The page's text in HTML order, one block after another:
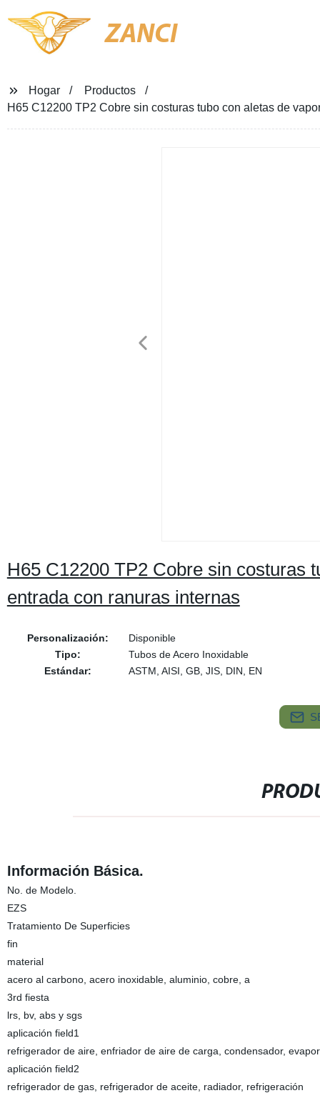
ZANCI
Hogar
Productos
H65 C12200 TP2 Cobre sin costuras tubo con aletas de
H65 C12200 TP2 Cobre sin costuras
entrada con ranuras internas
Personalización:
Disponible
Tipo:
Tubos de Acero Inoxidable
Estándar:
ASTM, AISI, GB, JIS, DIN, EN
Información Básica.
No. de Modelo.
EZS
Tratamiento De Superficies
fin
material
acero al carbono, acero inoxidable, aluminio, cobre, a
3rd fiesta
lrs, bv, abs y sgs
aplicación field1
refrigerador de aire, enfriador de aire de carga, condensador,
aplicación field2
refrigerador de gas, refrigerador de aceite, radiador, refrigeración